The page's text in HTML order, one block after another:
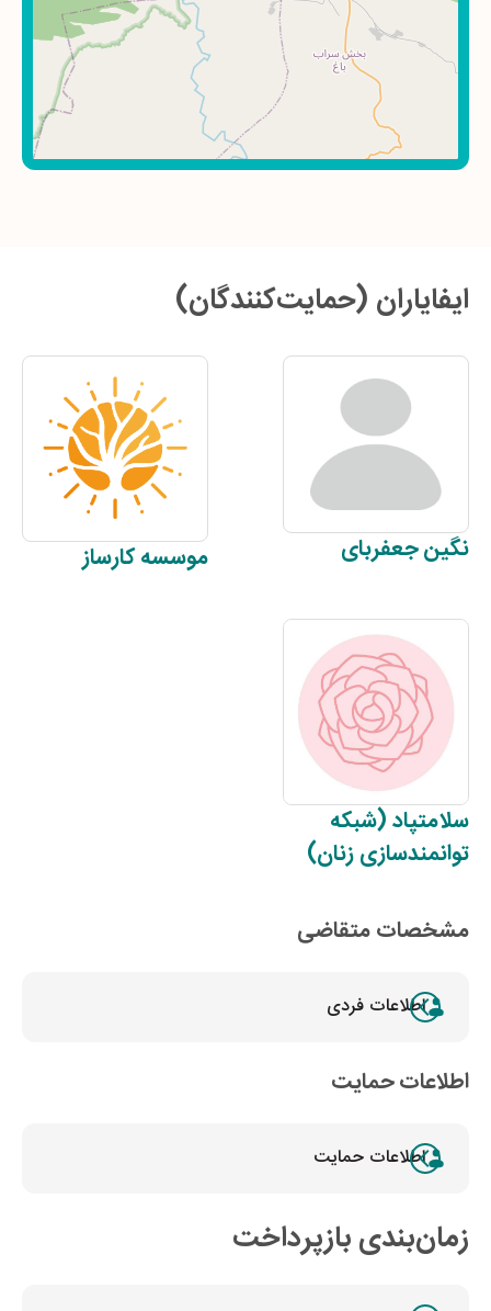
ایفایاران (حمایت‌کنندگان)
نگینجعفربای موسسهکارساز
سلامتپاد(شبکه
توانمندسازی زنان)
مشخصات متقاضی
اطلاعات فردی
اطلاعات حمایت
اطلاعات حمایت
زمان‌بندی بازپرداخت